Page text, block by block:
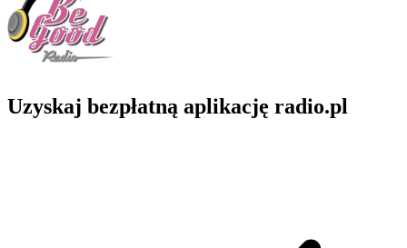
Uzyskaj bezpłatną aplikację radio.pl